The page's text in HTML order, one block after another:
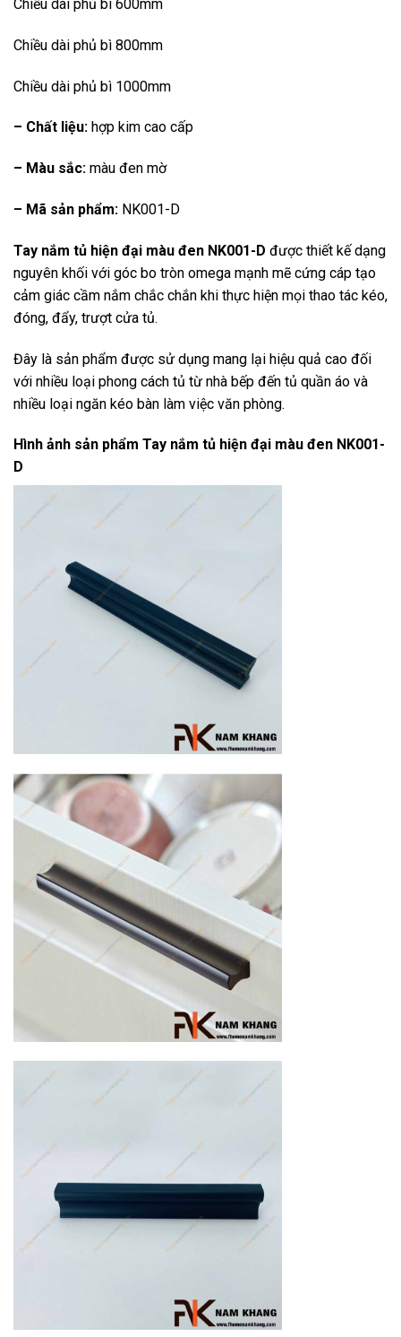
Chiều dài phủ bì 600mm
Chiều dài phủ bì 800mm
Chiều dài phủ bì 1000mm
– Chất liệu: hợp kim cao cấp
– Màu sắc: màu đen mờ
– Mã sản phẩm: NK001-D
Tay nắm tủ hiện đại màu đen NK001-D được thiết kế dạng
nguyên khối với góc bo tròn omega mạnh mẽ cứng cáp tạo
cảm giác cầm nắm chắc chắn khi thực hiện mọi thao tác kéo,
đóng, đẩy, trượt cửa tủ.
Đây là sản phẩm được sử dụng mang lại hiệu quả cao đối
với nhiều loại phong cách tủ từ nhà bếp đến tủ quần áo và
nhiều loại ngăn kéo bàn làm việc văn phòng.
Hình ảnh sản phẩm Tay nắm tủ hiện đại màu đen NK001-
D